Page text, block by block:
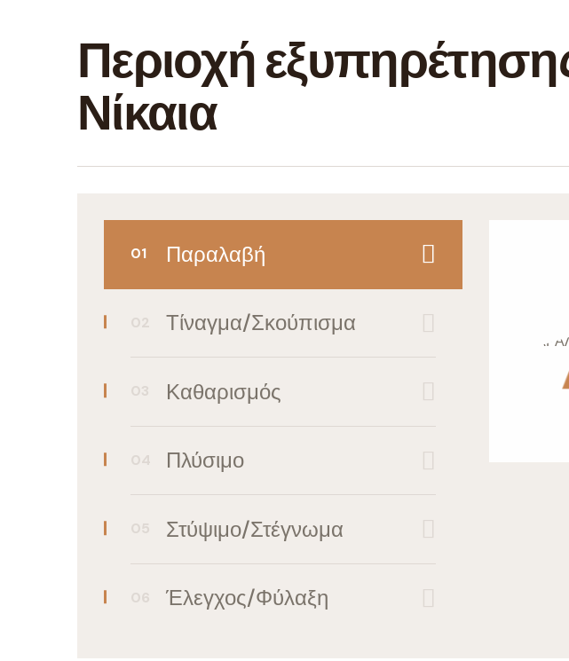
Περιοχή
Νίκαια
Παραλαβή
Τίναγμα/Σκούπισμα
Καθαρισμός
Πλύσιμο
Στύψιμο/Στέγνωμα
Έλεγχος/Φύλαξη